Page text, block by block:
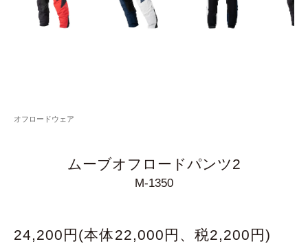
オフロードウェア
ムーブオフロードパンツ2
M-1350
24,200円(本体22,000円、税2,200円)